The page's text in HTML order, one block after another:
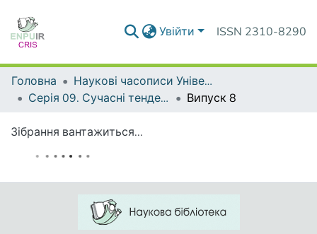
Увійти ISSN 2310-8290
Головна
Наукові часописи Університету
Серія 09. Сучасні тенденції розвитку мов
Випуск 8
Зібрання вантажиться...